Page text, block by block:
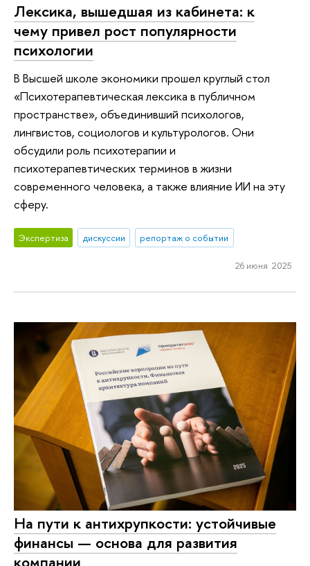
Лексика, вышедшая из кабинета: к
чему привел рост популярности
психологии
В Высшей школе экономики прошел круглый стол
«Психотерапевтическая лексика в публичном
пространстве», объединивший психологов,
лингвистов, социологов и культурологов. Они
обсудили роль психотерапии и
психотерапевтических терминов в жизни
современного человека, а также влияние ИИ на эту
сферу.
Экспертиза дискуссии репортаж о событии
26 июня 2025
На пути к антихрупкости: устойчивые
финансы — основа для развития